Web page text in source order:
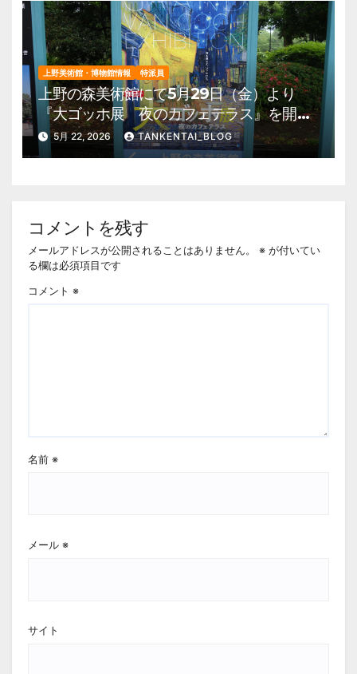
上野美術館・博物館情報 特派員
上野の森美術館にて5月29日（金）より
『大ゴッホ展 夜のカフェテラス』を開
催。 上野公園 美術館・博物館 混雑情
報他
5月 22, 2026 TANKENTAI_BLOG
コメントを残す
メールアドレスが公開されることはありません。 ※ が付いてい
る欄は必須項目です
コメント ※
名前 ※
メール ※
サイト